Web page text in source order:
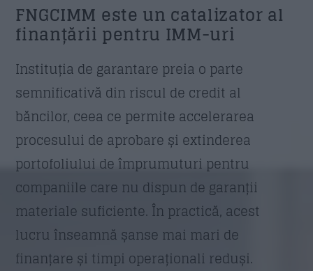
FNGCIMM este un catalizator al
finanțării pentru IMM-uri
Instituția de garantare preia o parte
semnificativă din riscul de credit al
băncilor, ceea ce permite accelerarea
procesului de aprobare și extinderea
portofoliului de împrumuturi pentru
companiile care nu dispun de garanții
materiale suficiente. În practică, acest
lucru înseamnă șanse mai mari de
finanțare și timpi operaționali reduși.